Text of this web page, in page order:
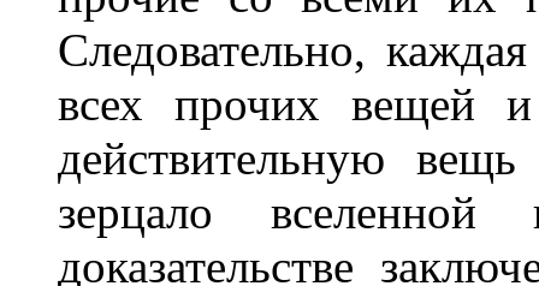
Следовательно,
всех прочих вещей
действительную
зерцало
доказательстве